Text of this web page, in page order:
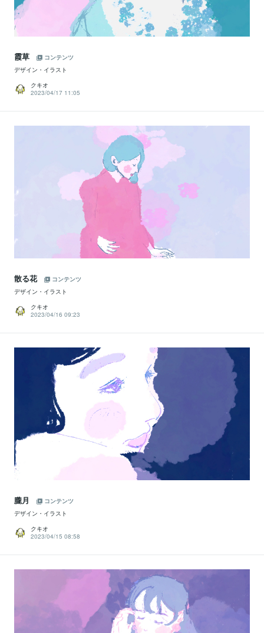
霞草
コンテンツ
デザイン・イラスト
クキオ
2023/04/17 11:05
散る花
コンテンツ
デザイン・イラスト
クキオ
2023/04/16 09:23
朧月
コンテンツ
デザイン・イラスト
クキオ
2023/04/15 08:58